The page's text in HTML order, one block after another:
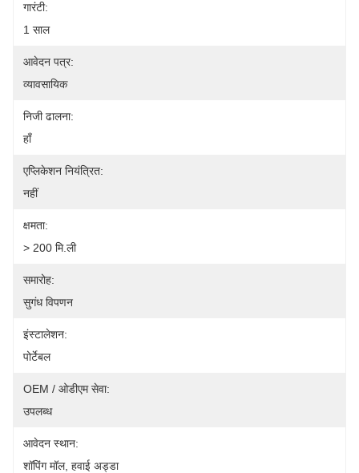
गारंटी:
1 साल
आवेदन पत्र:
व्यावसायिक
निजी ढालना:
हाँ
एप्लिकेशन नियंत्रित:
नहीं
क्षमता:
> 200 मि.ली
समारोह:
सुगंध विपणन
इंस्टालेशन:
पोर्टेबल
OEM / ओडीएम सेवा:
उपलब्ध
आवेदन स्थान:
शॉपिंग मॉल, हवाई अड्डा